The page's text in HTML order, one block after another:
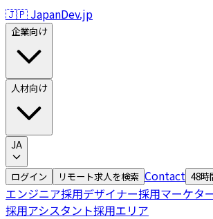
🇯🇵 JapanDev.jp
企業向け
人材向け
JA
ログイン リモート求人を検索 Contact 48時
エンジニア採用デザイナー採用マーケタ
採用アシスタント採用エリア